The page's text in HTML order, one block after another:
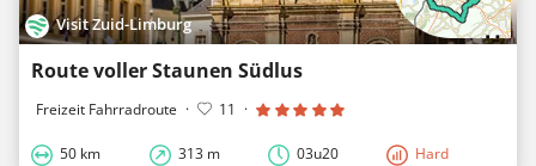
Visit Zuid-Limburg
Route voller Staunen Südlus
Freizeit Fahrradroute · 11 ·
50 km 313 m 03u20 Hard